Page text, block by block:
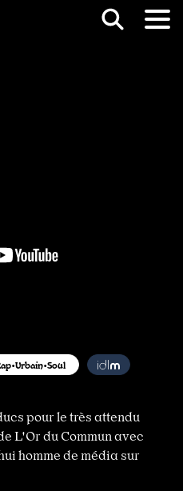
e-mail
l’url
pour le très attendu
L'Or du Commun avec
homme de média sur